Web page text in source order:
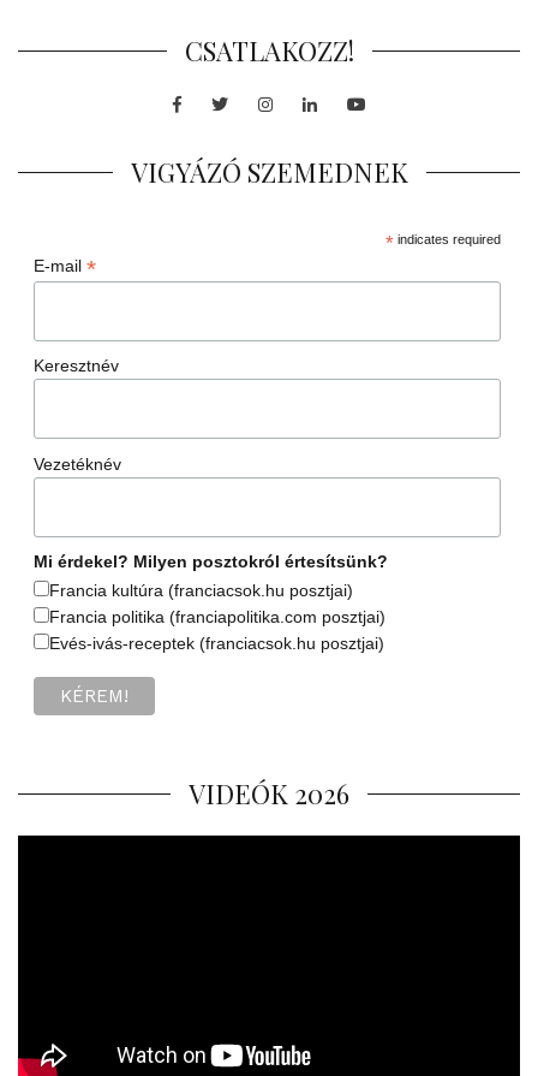
CSATLAKOZZ!
Facebook
TwitterInstagram
LinkedInYoutube
VIGYÁZÓ SZEMEDNEK
*indicates required
E-mail *
Keresztnév
Vezetéknév
Mi érdekel? Milyen posztokról értesítsünk?
Francia kultúra (franciacsok.hu posztjai)
Francia politika (franciapolitika.com posztjai)
Evés-ivás-receptek (franciacsok.hu posztjai)
VIDEÓK 2026